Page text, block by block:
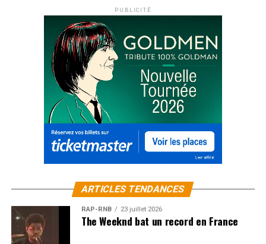
PUBLICITÉ
ARTICLES TENDANCES
RAP-RNB 23 juillet 2026
The Weeknd bat un record en France